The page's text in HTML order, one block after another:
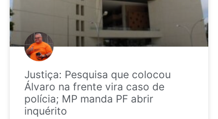
Justiça: Pesquisa que colocou
Álvaro na frente vira caso de
polícia; MP manda PF abrir
inquérito